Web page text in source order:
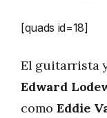
[quads id=18]
El guitarrista
Edward
comoEddie